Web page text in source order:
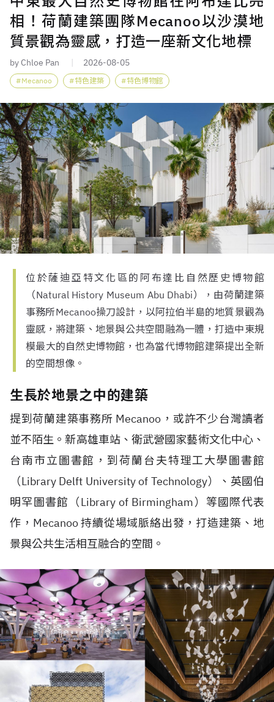
相！荷蘭建築團隊Mecanoo以沙漠地
質景觀為靈感，打造一座新文化地標
by Chloe Pan 2026-08-05
Mecanoo 特色建築 特色博物館
位於薩迪亞特文化區的阿布達比自然歷史博物館
（Natural History Museum Abu Dhabi），由荷蘭建築
事務所Mecanoo操刀設計，以阿拉伯半島的地質景觀為
靈感，將建築、地景與公共空間融為一體，打造中東規
模最大的自然史博物館，也為當代博物館建築提出全新
的空間想像。
生長於地景之中的建築
提到荷蘭建築事務所 Mecanoo ，或許不少台灣讀者
並不陌生。新高雄車站、衛武營國家藝術文化中心、
台南市立圖書館，到荷蘭台夫特理工大學圖書館
（Library Delft University of Technology）、英國伯
明罕圖書館（Library of Birmingham）等國際代表
作， Mecanoo持續從場域脈絡出發，打造建築、地
景與公共生活相互融合的空間。